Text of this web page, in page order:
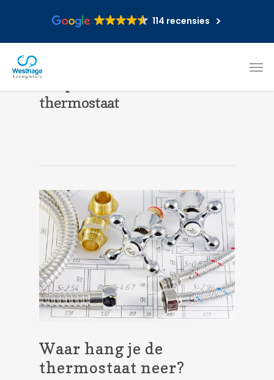
114 recensies
thermostaat
Waar hang je de
thermostaat neer?